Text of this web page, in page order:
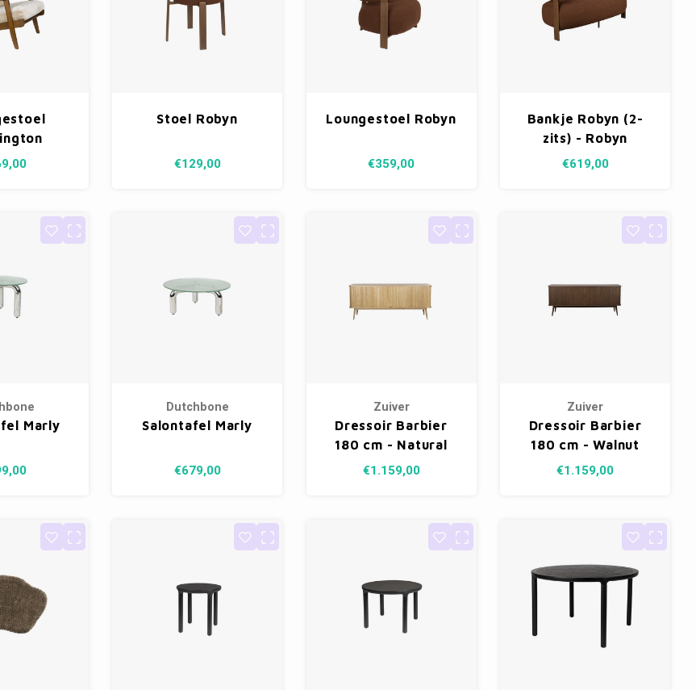
Stoel Robyn
€129,00
Loungestoel Robyn
€359,00
Bankje Robyn (2-
zits) - Robyn
€619,00
Marly
Dutchbone
Salontafel Marly
€679,00
Zuiver
Dressoir Barbier
180 cm - Natural
€1.159,00
Zuiver
Dressoir Barbier
180 cm - Walnut
€1.159,00